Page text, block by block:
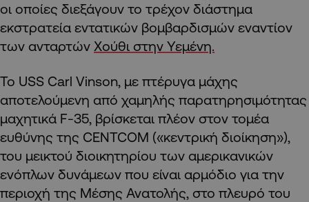
οι οποίες διεξάγουν το τρέχον διάστημα
εκστρατεία εντατικών βομβαρδισμών εναντίον
των ανταρτών Χούθι στην Υεμένη.
Το USS Carl Vinson, με πτέρυγα μάχης
αποτελούμενη από χαμηλής παρατηρησιμότητας
μαχητικά F-35, βρίσκεται πλέον στον τομέα
ευθύνης της CENTCOM («κεντρική διοίκηση»),
του μεικτού διοικητηρίου των αμερικανικών
ενόπλων δυνάμεων που είναι αρμόδιο για την
περιοχή της Μέσης Ανατολής, στο πλευρό του